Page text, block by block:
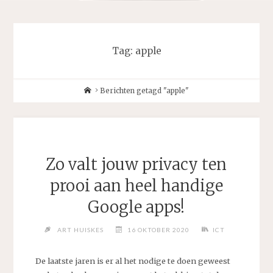
Tag: apple
HomeBerichten getagd "apple"
Zo valt jouw privacy ten
prooi aan heel handige
Google apps!
ART HUISKES 16 OKTOBER 2020 ICT
De laatste jaren is er al het nodige te doen geweest